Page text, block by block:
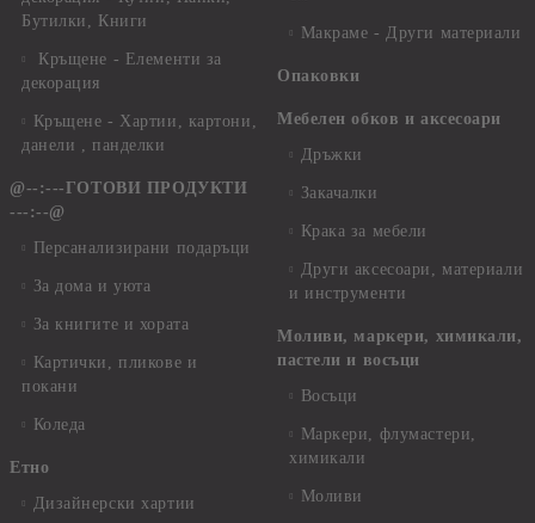
Бутилки, Книги
Кръщене - Елементи за
декорация
Кръщене - Хартии, картони,
данели , панделки
@--:---ГОТОВИ ПРОДУКТИ
---:--@
Персанализирани подаръци
За дома и уюта
За книгите и хората
Картички, пликове и
покани
Коледа
Етно
Дизайнерски хартии
Макраме - Други материали
Опаковки
Мебелен обков и аксесоари
Дръжки
Закачалки
Крака за мебели
Други аксесоари, материали
и инструменти
Моливи, маркери, химикали,
пастели и восъци
Восъци
Маркери, флумастери,
химикали
Моливи